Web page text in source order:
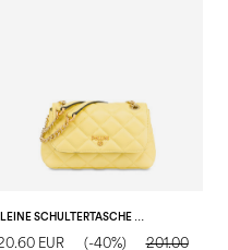
KLEINE SCHULTERTASCHE WALTZER NIGHT
EUR (-40%)
201.00